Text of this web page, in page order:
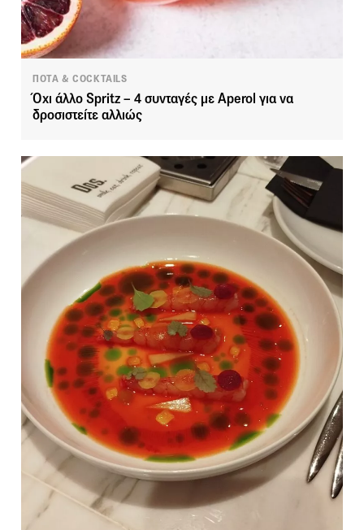
ΠΟΤΑ & COCKTAILS
Όχι άλλο Spritz – 4 συνταγές με Aperol για να
δροσιστείτε αλλιώς